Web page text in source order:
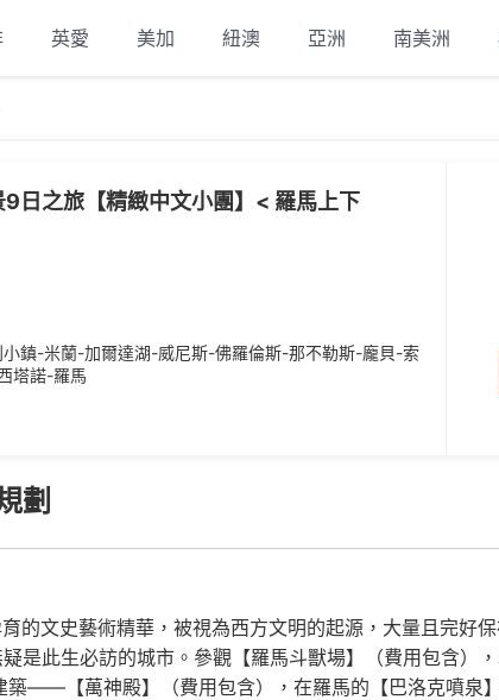
英愛 美加 紐澳 亞洲 南美洲
日之旅【精緻中文小團】< 羅馬上下
鎮-米蘭-加爾達湖-威尼斯-佛羅倫斯-那不勒斯-龐貝-索
塔諾-羅馬
劃
的文史藝術精華，被視為西方文明的起源，大量且完好
是此生必訪的城市。參觀【羅馬斗獸場】（費用包含）
——【萬神殿】（費用包含），在羅馬的【巴洛克噴泉